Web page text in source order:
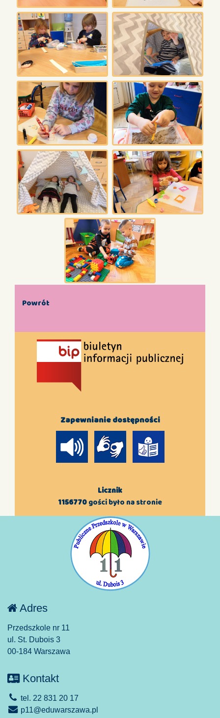
Powrót
Zapewnianie dostępności
Licznik
1156770gości było na stronie
Adres
Przedszkole nr 11
ul. St. Dubois 3
00-184 Warszawa
Kontakt
tel. 22 831 20 17
p11@eduwarszawa.pl